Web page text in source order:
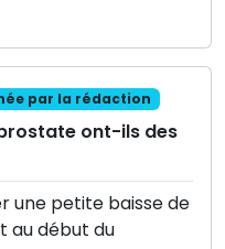
par la rédaction
ont-ils des
une petite baisse de
au début du